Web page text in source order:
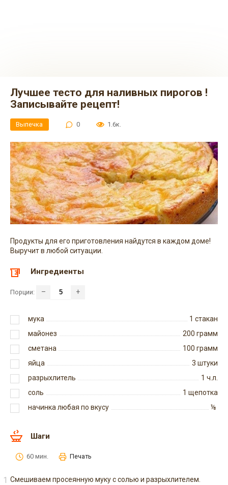
Лучшее тесто для наливных пиpoгoв !
Записывайте рецепт!
Выпечка 0 1.6к.
Продукты для его приготовления найдутся в каждом доме!
Выручит в любой ситуации.
Ингредиенты
Порции: – +
мука 1 стакан
майонез
200 грамм
сметана
100 грамм
яйца
3 штуки
разрыхлитель
1 ч.л.
соль
1 щепотка
начинка любая по вкусу
⅛
Шаги
60 мин. Печать
Смешиваем просеянную муку с солью и разрыхлителем.